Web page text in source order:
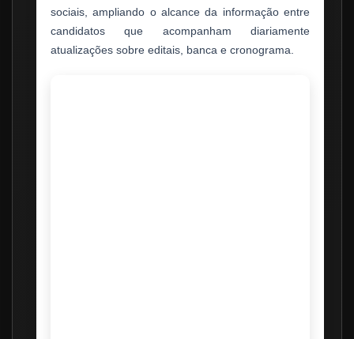
sociais, ampliando o alcance da informação entre
candidatos que acompanham diariamente
atualizações sobre editais, banca e cronograma.